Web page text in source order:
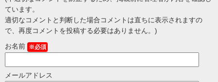
ています。
適切なコメントと判断した場合コメントは直ちに表示されますの
で、再度コメントを投稿する必要はありません。)
お名前 ※必須
メールアドレス